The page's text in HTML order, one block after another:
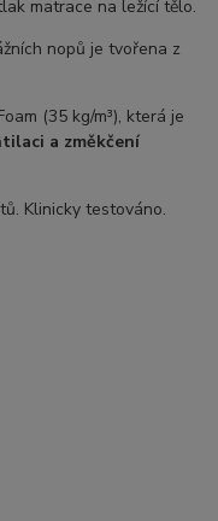
matrace na ležící tělo.
nopů je tvořena z
(35 kg/m³), která je
a změkčení
Klinicky testováno.